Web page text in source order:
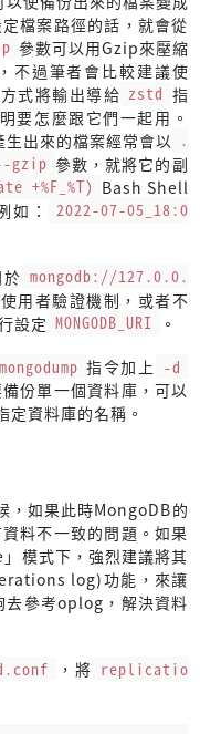
檔案路徑的話，就會從
參數可以用Gzip來壓縮
不過筆者會比較建議使
式將輸出導給 zstd 指
要怎麼跟它們一起用。
生出來的檔案經常會以 .
gzip 參數，就將它的副
+%F_%T) Bash Shell
如：
2022-07-05_18:0
mongodb://127.0.0.
用者驗證機制，或者不
設定 MONGODB_URI
。
mongodump 指令加上 -d
份單一個資料庫，可以
定資料庫的名稱。
，如果此時MongoDB的
料不一致的問題。如果
模式下，強烈建議將其
log)功能，來讓
去參考oplog，解決資料
，將 replicatio